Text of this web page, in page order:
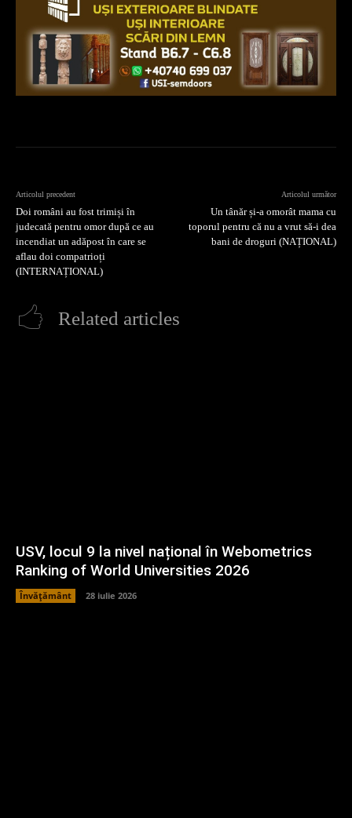
Articolul precedent
Doi români au fost trimiși în
judecată pentru omor după ce au
incendiat un adăpost în care se
aflau doi compatrioți
(INTERNAȚIONAL)
Articolul următor
Un tânăr și-a omorât mama cu
toporul pentru că nu a vrut să-i dea
bani de droguri (NAȚIONAL)
Related articles
USV, locul 9 la nivel național în Webometrics
Ranking of World Universities 2026
Învățământ 28 iulie 2026